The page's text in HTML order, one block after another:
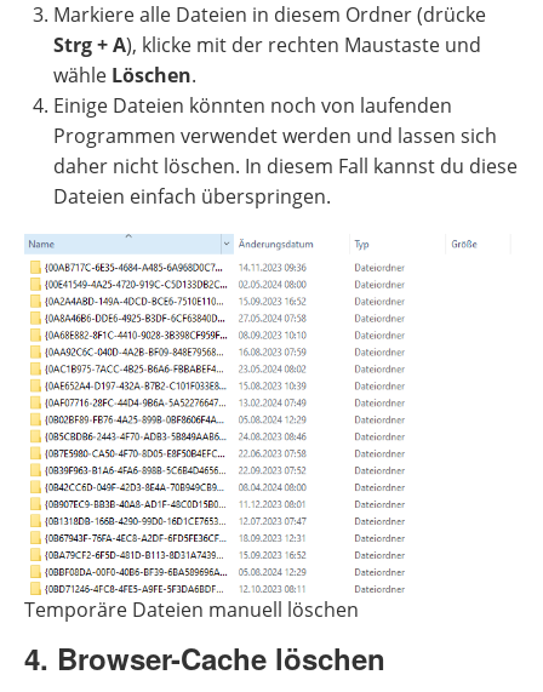
Markiere alle Dateien in diesem Ordner (drücke
Strg + A), klicke mit der rechten Maustaste und
wähle Löschen.
Einige Dateien könnten noch von laufenden
Programmen verwendet werden und lassen sich
daher nicht löschen. In diesem Fall kannst du diese
Dateien einfach überspringen.
Temporäre Dateien manuell löschen
4. Browser-Cache löschen